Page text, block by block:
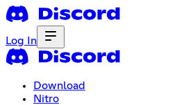
Log In
Download
Nitro